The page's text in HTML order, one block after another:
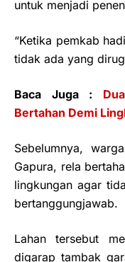
untuk menjadi
“Ketika pemkab
tidak ada yang
Baca Juga :
Bertahan Demi
Sebelumnya,
Gapura, rela
lingkungan agar
bertanggungjawab.
Lahan tersebut
digarap tambak